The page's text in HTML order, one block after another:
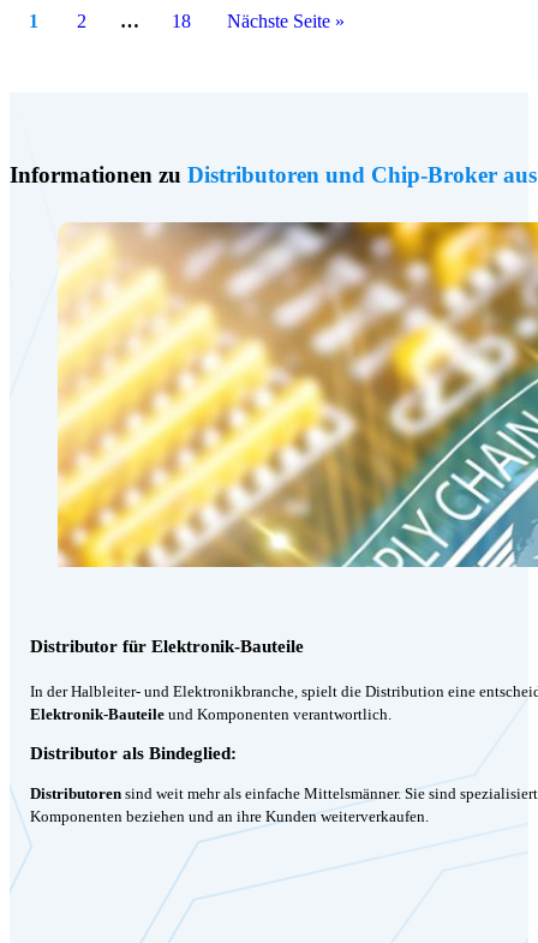
1 2 … 18 Nächste Seite »
Informationen zu Distributoren und Chip-Broker
Distributor für Elektronik-Bauteile
In der Halbleiter- und Elektronikbranche, spielt die Distribution eine
Elektronik-Bauteileund Komponenten verantwortlich.
Distributor als Bindeglied:
Distributorensind weit mehr als einfache Mittelsmänner. Sie sind
Komponenten beziehen und an ihre Kunden weiterverkaufen.